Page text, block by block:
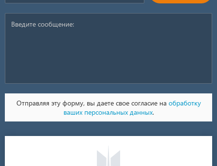
Отправляя эту форму, вы даете свое согласие на обработку
ваших персональных данных.